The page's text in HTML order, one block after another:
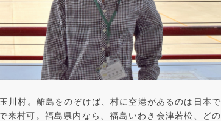
川村。離島をのぞけば、村に空港があるのは日本で
来村可。福島県内なら、福島いわき会津若松、どの